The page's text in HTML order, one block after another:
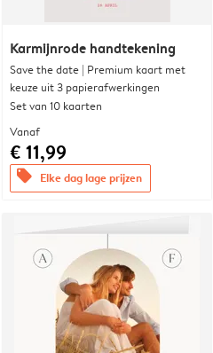
Karmijnrode handtekening
Save the date | Premium kaart met
keuze uit 3 papierafwerkingen
Set van 10 kaarten
Vanaf
€ 11,99
offers Elke dag lage prijzen